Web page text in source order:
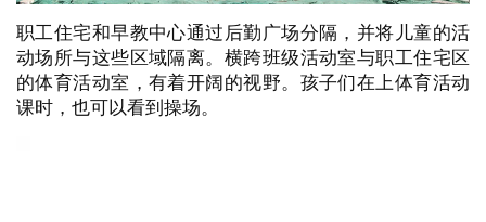
职工住宅和早教中心通过后勤广场分隔，并将儿童的活
动场所与这些区域隔离。横跨班级活动室与职工住宅区
的体育活动室，有着开阔的视野。孩子们在上体育活动
课时，也可以看到操场。